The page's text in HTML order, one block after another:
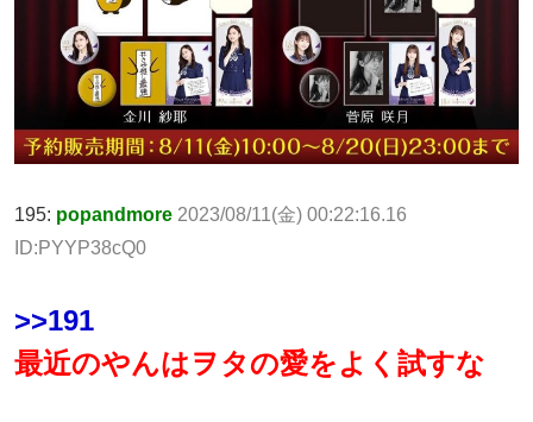
195: popandmore 2023/08/11(金) 00:22:16.16
ID:PYYP38cQ0
>>191
最近のやんはヲタの愛をよく試すな